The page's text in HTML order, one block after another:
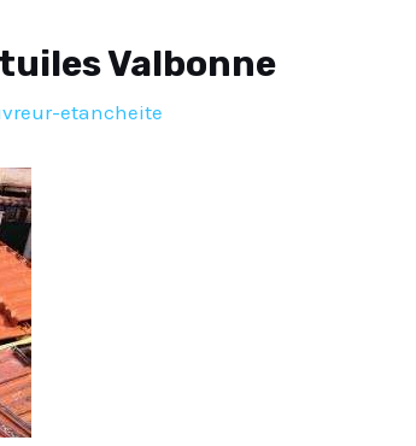
Valbonne
etancheite